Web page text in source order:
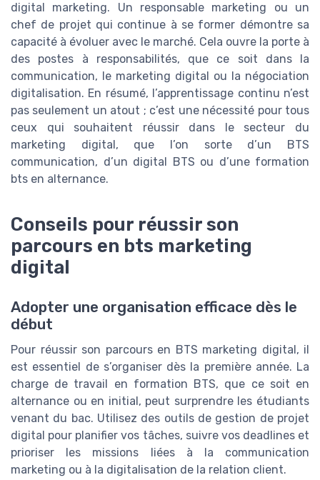
digital marketing. Un responsable marketing ou un
chef de projet qui continue à se former démontre sa
capacité à évoluer avec le marché. Cela ouvre la porte à
des postes à responsabilités, que ce soit dans la
communication, le marketing digital ou la négociation
digitalisation. En résumé, l’apprentissage continu n’est
pas seulement un atout ; c’est une nécessité pour tous
ceux qui souhaitent réussir dans le secteur du
marketing digital, que l’on sorte d’un BTS
communication, d’un digital BTS ou d’une formation
bts en alternance.
Conseils pour réussir son
parcours en bts marketing
digital
Adopter une organisation efficace dès le
début
Pour réussir son parcours en BTS marketing digital, il
est essentiel de s’organiser dès la première année. La
charge de travail en formation BTS, que ce soit en
alternance ou en initial, peut surprendre les étudiants
venant du bac. Utilisez des outils de gestion de projet
digital pour planifier vos tâches, suivre vos deadlines et
prioriser les missions liées à la communication
marketing ou à la digitalisation de la relation client.